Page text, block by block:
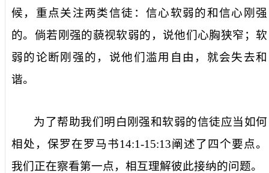
候，重点关注两类信徒：信心软弱的和信心刚强
的。倘若刚强的藐视软弱的，说他们心胸狭窄；软
弱的论断刚强的，说他们滥用自由，就会失去和
谐。
为了帮助我们明白刚强和软弱的信徒应当如何
相处，保罗在罗马书14:1-15:13阐述了四个要点。
我们正在察看第一点，相互理解彼此接纳的问题。